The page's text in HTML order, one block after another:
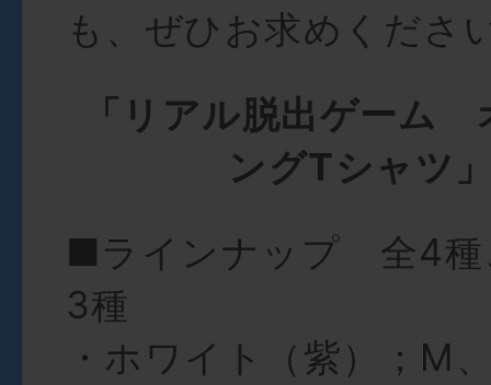
も、ぜひお求めくださ
「リアル脱出ゲーム
ングTシャツ
■ラインナップ 全4種
3種
・ホワイト（紫）；M